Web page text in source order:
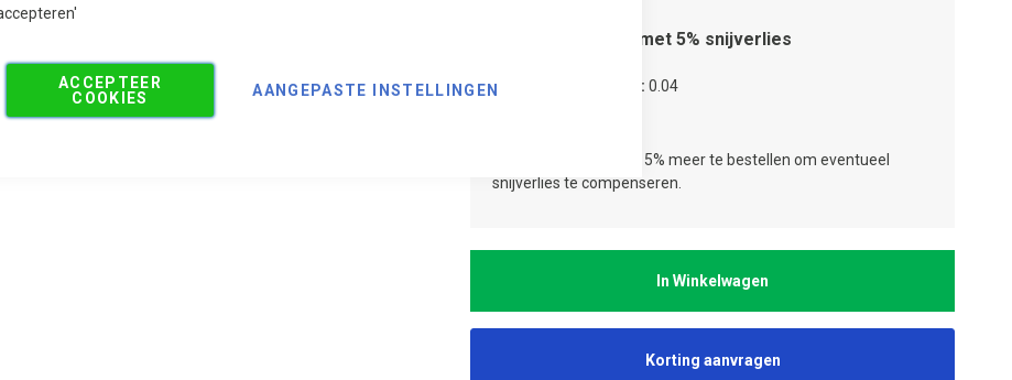
ACCEPTEER
COOKIES
AANGEPASTE INSTELLINGEN
Houd rekening met 5% snijverlies
Aantal verpakkingen
0.04
Wij adviseren 5% meer te bestellen om eventueel
snijverlies te compenseren.
In Winkelwagen
Korting aanvragen